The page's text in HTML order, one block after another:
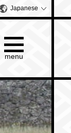
Japanese
menu